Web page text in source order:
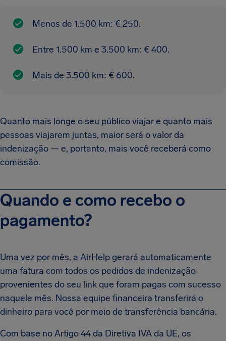
Menos de 1.500 km: € 250.
Entre 1.500 km e 3.500 km: € 400.
Mais de 3.500 km: € 600.
Quanto mais longe o seu público viajar e quanto mais
pessoas viajarem juntas, maior será o valor da
indenização — e, portanto, mais você receberá como
comissão.
Quando e como recebo o
pagamento?
Uma vez por mês, a AirHelp gerará automaticamente
uma fatura com todos os pedidos de indenização
provenientes do seu link que foram pagas com sucesso
naquele mês. Nossa equipe financeira transferirá o
dinheiro para você por meio de transferência bancária.
Com base no Artigo 44 da Diretiva IVA da UE, os